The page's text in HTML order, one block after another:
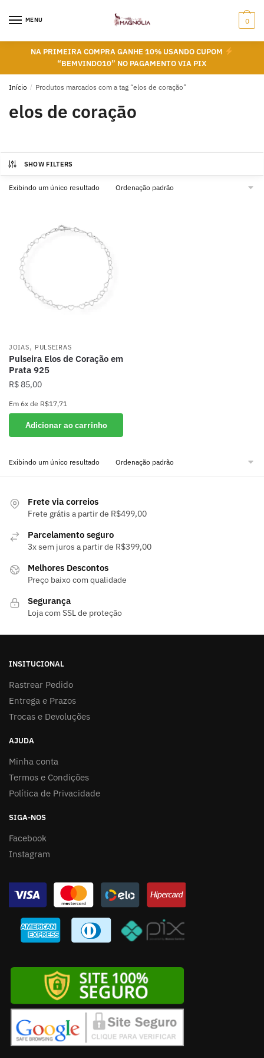
MENU 0
NA PRIMEIRA COMPRA GANHE 10% USANDO CUPOM
“BEMVINDO10” NO PAGAMENTO VIA PIX
Início / Produtos marcados com a tag “elos de coração”
elos de coração
SHOW FILTERS
Exibindo um único resultado
JOIAS, PULSEIRAS
Pulseira Elos de Coração em
Prata 925
R$85,00
Em 6x de R$17,71
Adicionar ao carrinho
Exibindo um único resultado
Frete via correios
Frete grátis a partir de R$499,00
Parcelamento seguro
3x sem juros a partir de R$399,00
Melhores Descontos
Preço baixo com qualidade
Segurança
Loja com SSL de proteção
INSITUCIONAL
Rastrear Pedido
Entrega e Prazos
Trocas e Devoluções
AJUDA
Minha conta
Termos e Condições
Política de Privacidade
SIGA-NOS
Facebook
Instagram